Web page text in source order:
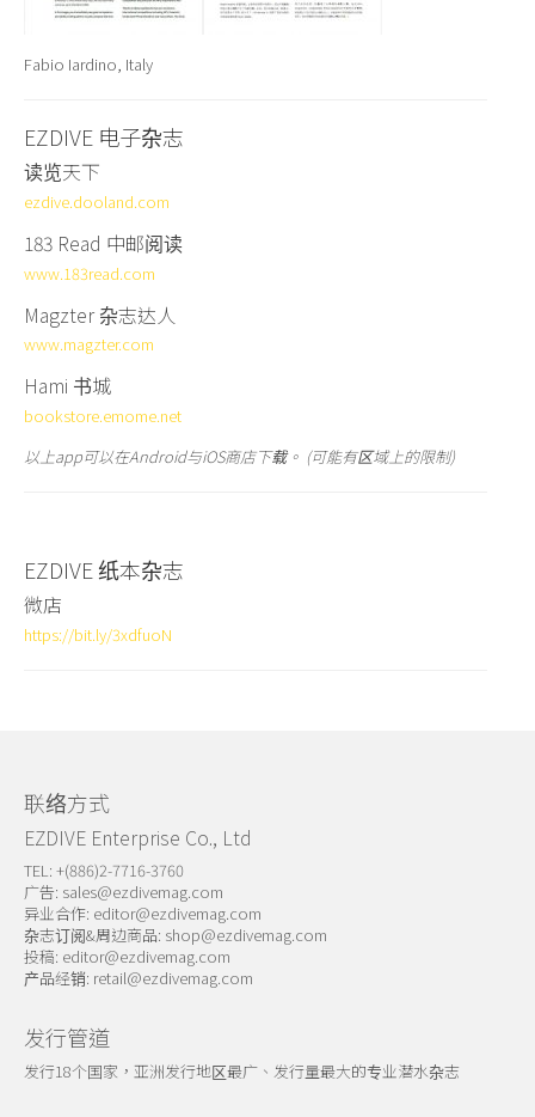
Fabio Iardino, Italy
EZDIVE 电子杂志
读览天下
ezdive.dooland.com
183 Read 中邮阅读
www.183read.com
Magzter 杂志达人
www.magzter.com
Hami 书城
bookstore.emome.net
以上app可以在Android与iOS商店下载。 (可能有区域上的限制)
EZDIVE 纸本杂志
微店
https://bit.ly/3xdfuoN
联络方式
EZDIVE Enterprise Co., Ltd
TEL: +(886)2-7716-3760
广告: sales@ezdivemag.com
异业合作: editor@ezdivemag.com
杂志订阅&周边商品: shop@ezdivemag.com
投稿: editor@ezdivemag.com
产品经销: retail@ezdivemag.com
发行管道
发行18个国家，亚洲发行地区最广、发行量最大的专业潜水杂志